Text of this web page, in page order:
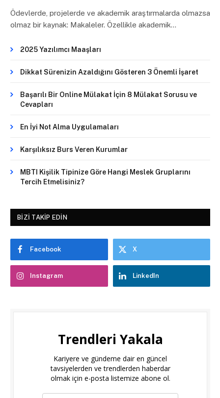
Ödevlerde, projelerde ve akademik araştırmalarda olmazsa
olmaz bir kaynak: Makaleler. Özellikle akademik…
2025 Yazılımcı Maaşları
Dikkat Sürenizin Azaldığını Gösteren 3 Önemli İşaret
Başarılı Bir Online Mülakat İçin 8 Mülakat Sorusu ve
Cevapları
En İyi Not Alma Uygulamaları
Karşılıksız Burs Veren Kurumlar
MBTI Kişilik Tipinize Göre Hangi Meslek Gruplarını
Tercih Etmelisiniz?
BIZI TAKIP EDIN
Facebook X
Instagram LinkedIn
Trendleri Yakala
Kariyere ve gündeme dair en güncel
tavsiyelerden ve trendlerden haberdar
olmak için e-posta listemize abone ol.